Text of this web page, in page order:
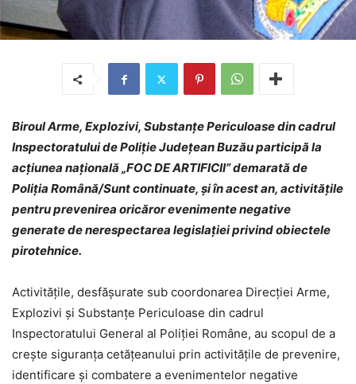
Biroul Arme, Explozivi, Substanţe Periculoase din cadrul
Inspectoratului de Poliţie Judeţean Buzău participă la
acţiunea naţională „FOC DE ARTIFICII” demarată de
Poliţia Română/Suntcontinuate, și în acest an, activitățile
pentru prevenirea oricăror evenimente negative
generate de nerespectarea legislaţiei privind obiectele
pirotehnice.
Activităţile, desfășurate sub coordonarea Direcţiei Arme,
Explozivi şi Substanţe Periculoase din cadrul
Inspectoratului General al Poliției Române, au scopul de a
creşte siguranţa cetăţeanului prin activităţile de prevenire,
identificare şi combatere a evenimentelor negative